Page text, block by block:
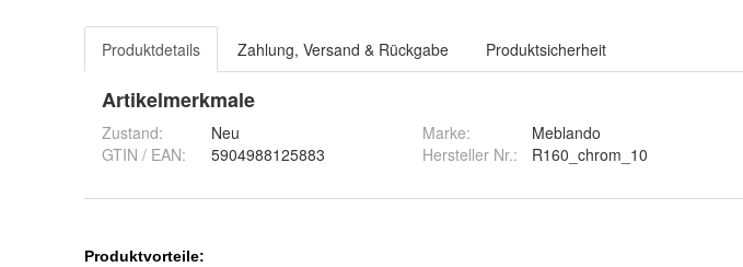
Produktdetails Zahlung, Versand & Rückgabe Produktsicherheit
Artikelmerkmale
Zustand:
Neu
GTIN / EAN:
5904988125883
Marke:
Meblando
Hersteller Nr.:
R160_chrom_10